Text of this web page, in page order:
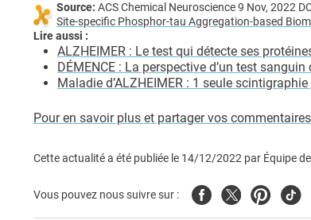
Source: ACS Chemical Neuroscience 9 Nov, 2022
Site-specific Phosphor-tau Aggregation-based
Lire aussi :
ALZHEIMER : Le test qui détecte ses
DÉMENCE : La perspective d’un test
Maladie d’ALZHEIMER : 1 seule
Pour en savoir plus et partager vos commentaires
Cette actualité a été publiée le 14/12/2022 par Équipe
Vous pouvez nous suivre sur : FacebookTwitterPinterest